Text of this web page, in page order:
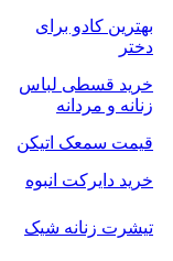
بهترین کادو برای
دختر
خرید قسطی لباس
زنانه و مردانه
قیمت سمعک اتیکن
خرید دایرکت انبوه
تیشرت زنانه شیک